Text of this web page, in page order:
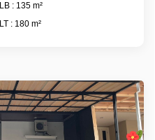
LB : 135 m²
LT : 180 m²